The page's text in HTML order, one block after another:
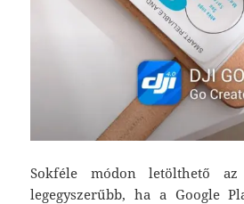
Sokféle módon letölthető
legegyszerűbb, ha a Google